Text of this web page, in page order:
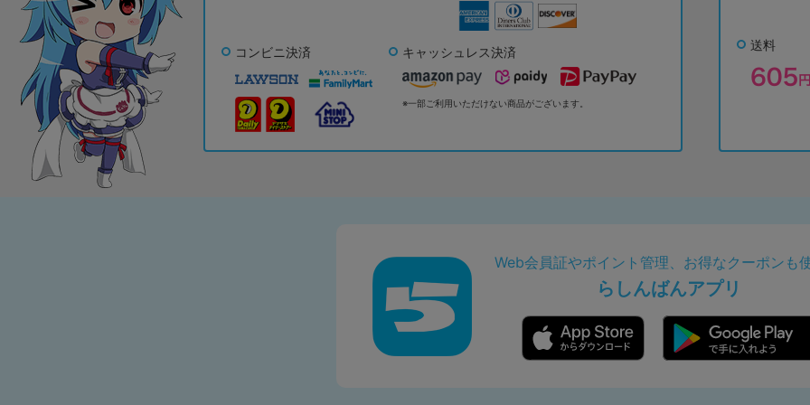
コンビニ決済 キャッシュレス決済
※一部ご利用いただけない商品がございます。
送料
Web会員証やポイント管理、お得なクーポンも
らしんばんアプリ